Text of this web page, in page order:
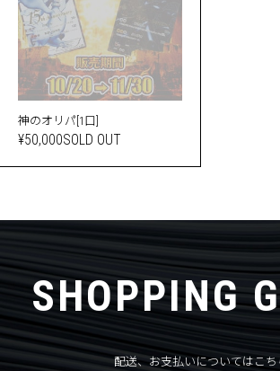
神のオリパ[1口]
¥50,000SOLD OUT
SHOPPING
配送、お支払いについてはこち